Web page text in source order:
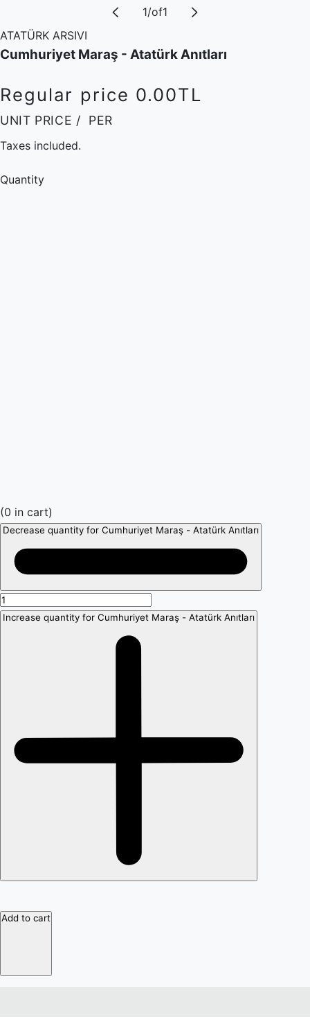
1/of1
ATATÜRK ARSIVI
Cumhuriyet Maraş - Atatürk Anıtları
Regular price 0.00TL
UNIT PRICE / PER
Taxes included.
Quantity
(0 in cart)
Decrease quantity for Cumhuriyet Maraş - Atatürk Anıtları
Increase quantity for Cumhuriyet Maraş - Atatürk Anıtları
Add to cart